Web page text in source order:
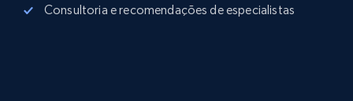
Consultoria e recomendações de especialistas